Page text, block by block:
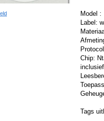
Model :
Label:
Chip:
Tags